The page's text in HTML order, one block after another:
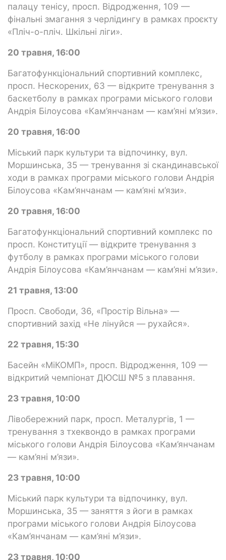
палацу тенісу, просп. Відродження, 109 —
фінальні змагання з черлідингу в рамках проєкту
«Пліч-о-пліч. Шкільні ліги».
20 травня, 16:00
Багатофункціональний спортивний комплекс,
просп. Нескорених, 63 — відкрите тренування з
баскетболу в рамках програми міського голови
Андрія Білоусова «Кам’янчанам — кам’яні м’язи».
20 травня, 16:00
Міський парк культури та відпочинку, вул.
Моршинська, 35 — тренування зі скандинавської
ходи в рамках програми міського голови Андрія
Білоусова «Кам’янчанам — кам’яні м’язи».
20 травня, 16:00
Багатофункціональний спортивний комплекс по
просп. Конституції — відкрите тренування з
футболу в рамках програми міського голови
Андрія Білоусова «Кам’янчанам — кам’яні м’язи».
21 травня, 13:00
Просп. Свободи, 36, «Простір Вільна» —
спортивний захід «Не лінуйся — рухайся».
22 травня, 15:30
Басейн «МіКОМП», просп. Відродження, 109 —
відкритий чемпіонат ДЮСШ №5 з плавання.
23 травня, 10:00
Лівобережний парк, просп. Металургів, 1 —
тренування з тхеквондо в рамках програми
міського голови Андрія Білоусова «Кам’янчанам
— кам’яні м’язи».
23 травня, 10:00
Міський парк культури та відпочинку, вул.
Моршинська, 35 — заняття з йоги в рамках
програми міського голови Андрія Білоусова
«Кам’янчанам — кам’яні м’язи».
23 травня, 10:00